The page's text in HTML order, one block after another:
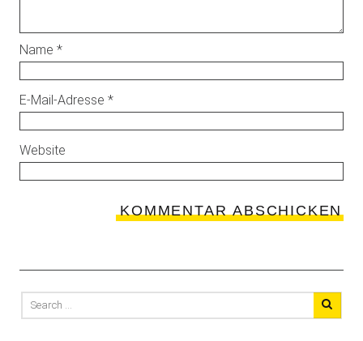
Name *
E-Mail-Adresse *
Website